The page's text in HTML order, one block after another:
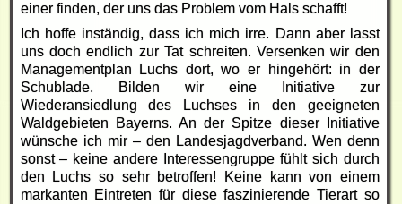
einer finden, der uns das Problem vom Hals schafft!
Ich hoffe inständig, dass ich mich irre. Dann aber lasst
uns doch endlich zur Tat schreiten. Versenken wir den
Managementplan Luchs dort, wo er hingehört: in der
Schublade. Bilden wir eine Initiative zur
Wiederansiedlung des Luchses in den geeigneten
Waldgebieten Bayerns. An der Spitze dieser Initiative
wünsche ich mir – den Landesjagdverband. Wen denn
sonst – keine andere Interessengruppe fühlt sich durch
den Luchs so sehr betroffen! Keine kann von einem
markanten Eintreten für diese faszinierende Tierart so